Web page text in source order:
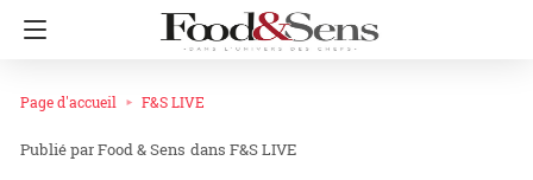
Page d'accueil F&S LIVE
Food & Sens dans F&S LIVE